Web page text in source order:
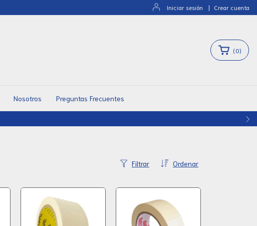
Iniciar sesión | Crear cuenta
(0)
Nosotros Preguntas Frecuentes
Ordenar
Filtrar